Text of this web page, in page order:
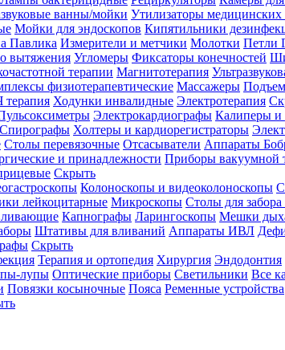
ванны/мойки Утилизаторы медицинских
Мойки для эндоскопов Кипятильники
Павлика Измерители и метчики Молотки Петли
вытяжения Угломеры Фиксаторы конечностей
терапии Магнитотерапия
физиотерапевтические Массажеры
Ходунки инвалидные Электротерапия
Электрокардиографы Калиперы и
Спирографы Холтеры и кардиорегистраторы
Столы перевязочные Отсасыватели Аппараты
и принадлежности Приборы вакуумной
Скрыть
Колоноскопы и видеоколоноскопы
лейкоцитарные Микроскопы Столы для забора
Капнографы Ларингоскопы Мешки
Штативы для вливаний Аппараты ИВЛ
Скрыть
Терапия и ортопедия Хирургия Эндодонтия
лупы Оптические приборы Светильники Все
Повязки косыночные Пояса Ременные устройства